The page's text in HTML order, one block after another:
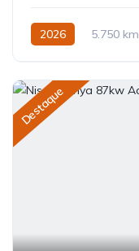
2026 5.750 km
Destaque